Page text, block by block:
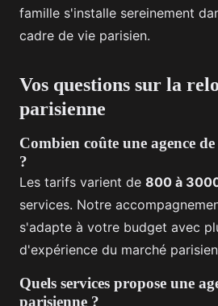
famille s'installe sereinement
cadre de vie parisien.
Vos questions sur la
parisienne
Combien coûte une agence
?
Les tarifs varient de 800 à
services. Notre
s'adapte à votre budget avec
d'expérience du marché
Quels services propose une
parisienne ?